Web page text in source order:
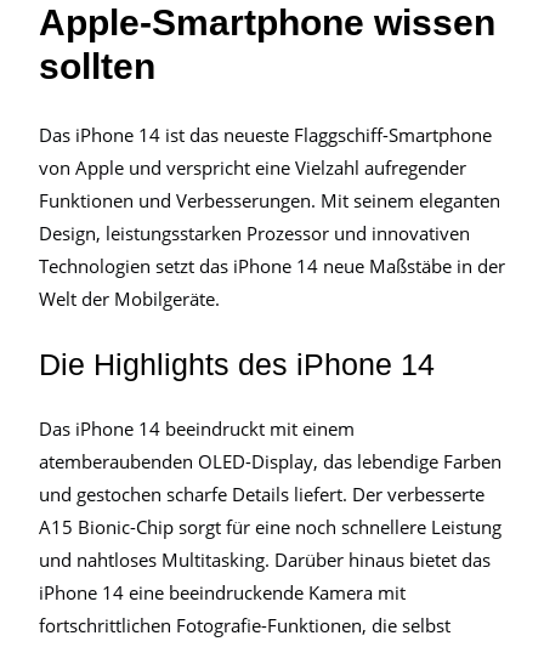
Apple-Smartphone wissen
sollten
Das iPhone 14 ist das neueste Flaggschiff-Smartphone
von Apple und verspricht eine Vielzahl aufregender
Funktionen und Verbesserungen. Mit seinem eleganten
Design, leistungsstarken Prozessor und innovativen
Technologien setzt das iPhone 14 neue Maßstäbe in der
Welt der Mobilgeräte.
Die Highlights des iPhone 14
Das iPhone 14 beeindruckt mit einem
atemberaubenden OLED-Display, das lebendige Farben
und gestochen scharfe Details liefert. Der verbesserte
A15 Bionic-Chip sorgt für eine noch schnellere Leistung
und nahtloses Multitasking. Darüber hinaus bietet das
iPhone 14 eine beeindruckende Kamera mit
fortschrittlichen Fotografie-Funktionen, die selbst